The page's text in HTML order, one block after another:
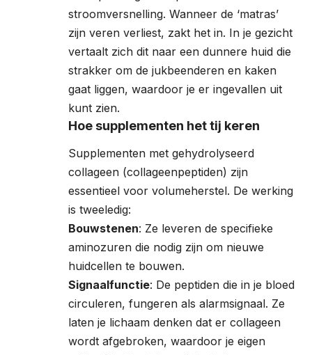
stroomversnelling. Wanneer de ‘matras’
zijn veren verliest, zakt het in. In je gezicht
vertaalt zich dit naar een dunnere huid die
strakker om de jukbeenderen en kaken
gaat liggen, waardoor je er ingevallen uit
kunt zien.
Hoe supplementen het tij keren
Supplementen met gehydrolyseerd
collageen (collageenpeptiden) zijn
essentieel voor volumeherstel. De werking
is tweeledig:
Bouwstenen: Ze leveren de specifieke
aminozuren die nodig zijn om nieuwe
huidcellen te bouwen.
Signaalfunctie: De peptiden die in je bloed
circuleren, fungeren als alarmsignaal. Ze
laten je lichaam denken dat er collageen
wordt afgebroken, waardoor je eigen